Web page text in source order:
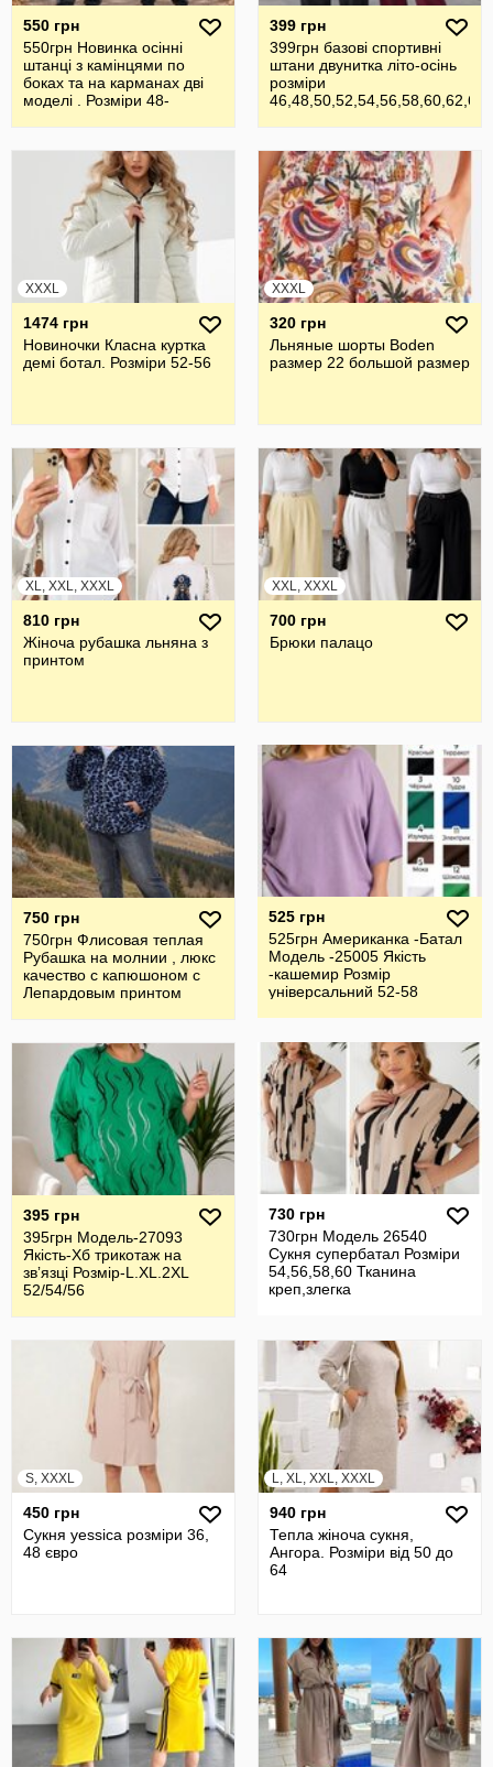
550 грн
550грн Новинка осінні
штанці з камінцями по
боках та на карманах дві
моделі . Розміри 48-
399 грн
399грн базові спортивні
штани двунитка літо-осінь
розміри
46,48,50,52,54,56,58,60,62,64
XXXL
1474 грн
Новиночки Класна куртка
демі ботал. Розміри 52-56
XXXL
320 грн
Льняные шорты Boden
размер 22 большой размер
XL, XXL, XXXL
810 грн
Жiноча рубашка льняна з
принтом
XXL, XXXL
700 грн
Брюки палацо
750 грн
750грн Флисовая теплая
Рубашка на молнии , люкс
качество с капюшоном с
Лепардовым принтом
525 грн
525грн Американка -Батал
Модель -25005 Якість
-кашемир Розмір
універсальний 52-58
395 грн
395грн Модель-27093
Якість-Хб трикотаж на
звʼязці Розмір-L.XL.2XL
52/54/56
730 грн
730грн Модель 26540
Сукня супербатал Розміри
54,56,58,60 Тканина
креп,злегка
S, XXXL
450 грн
Сукня yessica розміри 36,
48 євро
L, XL, XXL, XXXL
940 грн
Тепла жіноча сукня,
Ангора. Розміри вiд 50 до
64